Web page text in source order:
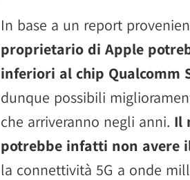
In base a un report
proprietario di Apple
inferiori al chip Qualcomm
dunque possibili
che arriveranno negli anni. Il
potrebbe infatti non avere
la connettività 5G a onde